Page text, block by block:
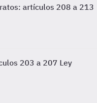
artículos 208 a 213
203 a 207 Ley